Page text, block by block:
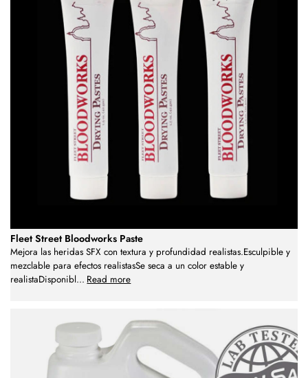
Fleet Street Bloodworks Paste
Mejora las heridas SFX con textura y profundidad realistas.Esculpible y
mezclable para efectos realistasSe seca a un color estable y
realistaDisponibl... Read more